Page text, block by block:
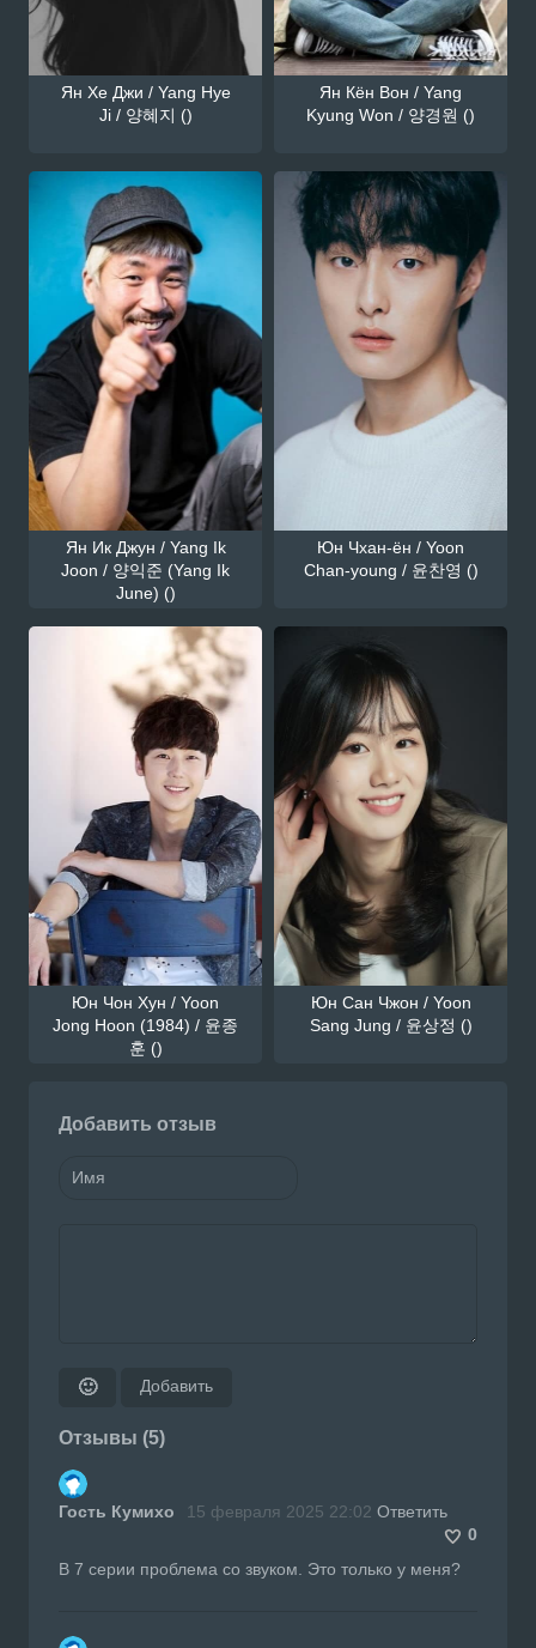
Ян Хе Джи / Yang Hye
Ji / 양혜지 ()
Ян Кён Вон / Yang
Kyung Won / 양경원 ()
Ян Ик Джун / Yang Ik
Joon / 양익준 (Yang Ik
June) ()
Юн Чхан-ён / Yoon
Chan-young / 윤찬영 ()
Юн Чон Хун / Yoon
Jong Hoon (1984) / 윤종
훈 ()
Юн Сан Чжон / Yoon
Sang Jung / 윤상정 ()
Добавить отзыв
🙂 Добавить
Отзывы (5)
Гость Кумихо 15 февраля 2025 22:02 Ответить
0
В 7 серии проблема со звуком. Это только у меня?